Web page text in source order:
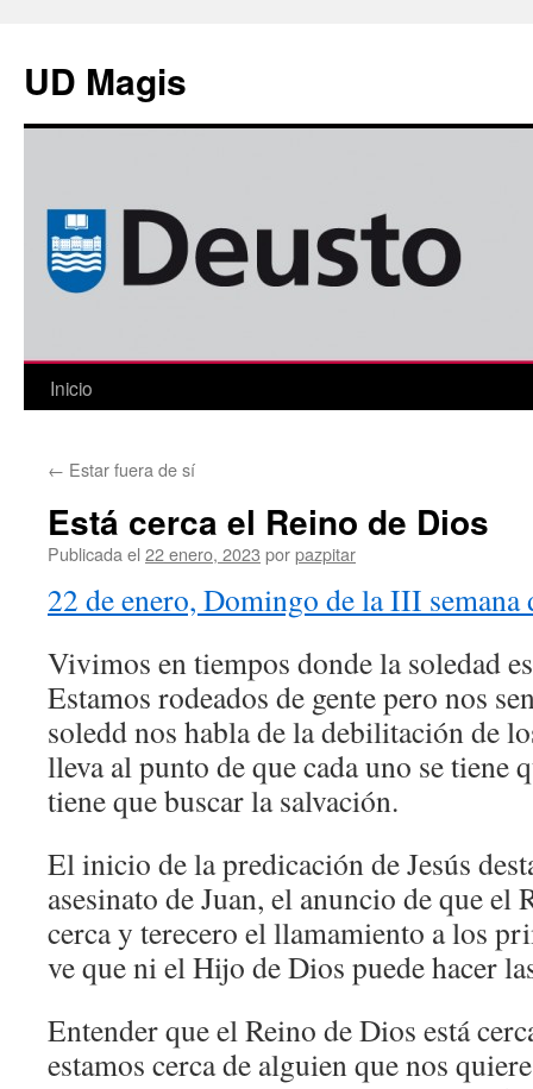
contenido
UD Magis
Inicio
← Estar fuera de sí
Está cerca el Reino de Dios
Publicada el 22 enero, 2023 porpazpitar
22 de enero, Domingo de la III
Vivimos en tiempos donde la soledad
Estamos rodeados de gente pero nos
soledd nos habla de la debilitación de
lleva al punto de que cada uno se tiene
tiene que buscar la salvación.
El inicio de la predicación de Jesús
asesinato de Juan, el anuncio de que el
cerca y terecero el llamamiento a los
ve que ni el Hijo de Dios puede hacer
Entender que el Reino de Dios está
estamos cerca de alguien que nos